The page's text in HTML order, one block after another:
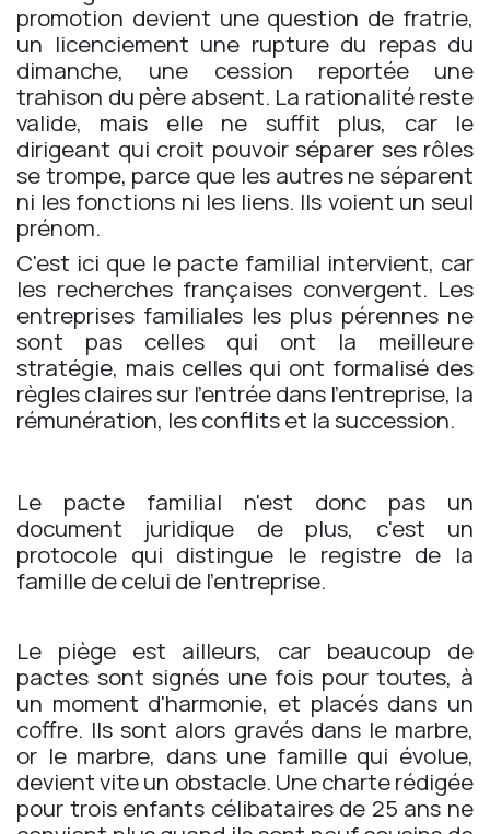
promotion devient une question de fratrie,
un licenciement une rupture du repas du
dimanche, une cession reportée une
trahison du père absent. La rationalité reste
valide, mais elle ne suffit plus, car le
dirigeant qui croit pouvoir séparer ses rôles
se trompe, parce que les autres ne séparent
ni les fonctions ni les liens. Ils voient un seul
prénom.
C'est ici que le pacte familial intervient, car
les recherches françaises convergent. Les
entreprises familiales les plus pérennes ne
sont pas celles qui ont la meilleure
stratégie, mais celles qui ont formalisé des
règles claires sur l'entrée dans l'entreprise, la
rémunération, les conflits et la succession.
Le pacte familial n'est donc pas un
document juridique de plus, c'est un
protocole qui distingue le registre de la
famille de celui de l'entreprise.
Le piège est ailleurs, car beaucoup de
pactes sont signés une fois pour toutes, à
un moment d'harmonie, et placés dans un
coffre. Ils sont alors gravés dans le marbre,
or le marbre, dans une famille qui évolue,
devient vite un obstacle. Une charte rédigée
pour trois enfants célibataires de 25 ans ne